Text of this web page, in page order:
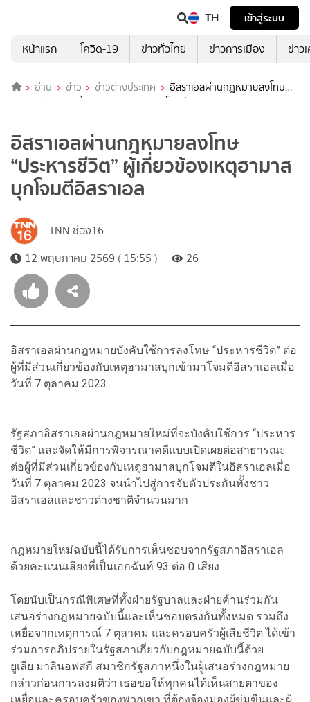
TH
เข้าสู่ระบบ
หน้าแรก
โควิด-19 ข่าวทั่วไทย ข่าวการเมือง ข่าว
อ่าน ข่าว ข่าวต่างประเทศ
อิสราเอลผ่านกฎหมายลงโทษ
“ประหารชีวิต” ผู้เกี่ยวข้องเหตุฮามาสบุกโจมตีอิสราเอล
อิสราเอลผ่านกฎหมายลงโทษ
“ประหารชีวิต” ผู้เกี่ยวข้องเหตุฮามาส
บุกโจมตีอิสราเอล
TNN ช่อง16
12 พฤษภาคม 2569 ( 15:55 )
26
อิสราเอลผ่านกฎหมายบังคับใช้การลงโทษ “ประหารชีวิต” ต่อ
ผู้ที่มีส่วนเกี่ยวข้องกับเหตุฮามาสบุกเข้ามาโจมตีอิสราเอลเมื่อ
วันที่ 7 ตุลาคม 2023
รัฐสภาอิสราเอลผ่านกฎหมายใหม่ที่จะบังคับใช้การ “ประหาร
ชีวิต” และจัดให้มีการพิจารณาคดีแบบเปิดเผยต่อสาธารณะ
ต่อผู้ที่มีส่วนเกี่ยวข้องกับเหตุฮามาสบุกโจมตีในอิสราเอลเมื่อ
วันที่ 7 ตุลาคม 2023 จนนำไปสู่การจับตัวประกันทั้งชาว
อิสราเอลและชาวต่างชาติจำนวนมาก
กฎหมายใหม่ฉบับนี้ได้รับการเห็นชอบจากรัฐสภาอิสราเอล
ด้วยคะแนนเสียงที่เป็นเอกฉันท์ 93 ต่อ 0 เสียง
โดยนับเป็นกรณีพิเศษที่ทั้งฝ่ายรัฐบาลและฝ่ายค้านร่วมกัน
เสนอร่างกฎหมายฉบับนี้และเห็นชอบตรงกันทั้งหมด รวมถึง
เหยื่อจากเหตุการณ์ 7 ตุลาคม และครอบครัวผู้เสียชีวิต ได้เข้า
ร่วมการอภิปรายในรัฐสภาเกี่ยวกับกฎหมายฉบับนี้ด้วย
ยูเลีย มาลินอฟสกี สมาชิกรัฐสภาหนึ่งในผู้เสนอร่างกฎหมาย
กล่าวก่อนการลงมติว่า เธอขอให้ทุกคนได้เห็นสายตาของ